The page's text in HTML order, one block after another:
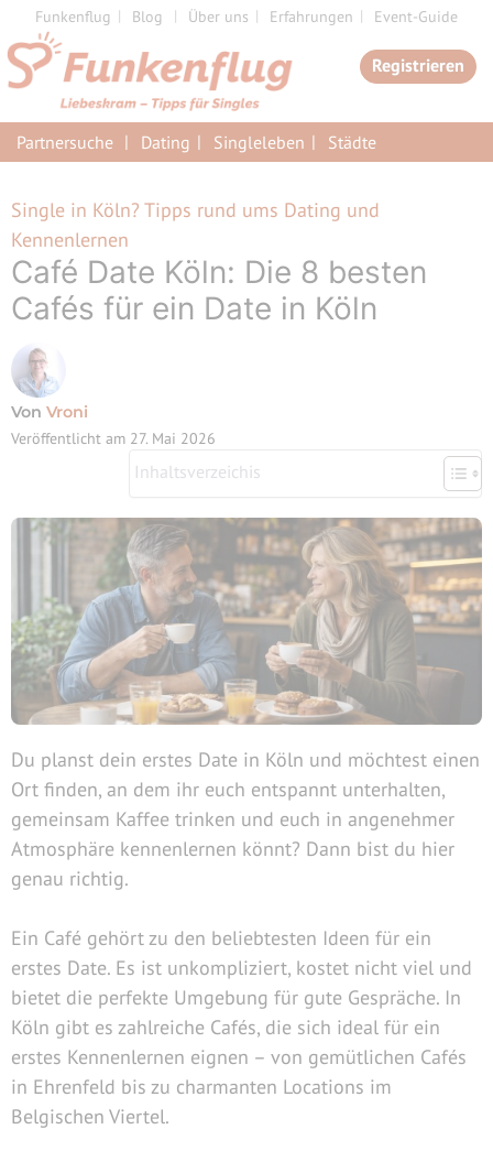
Zum
Inhalt
springen
Funkenflug Blog Über uns Erfahrungen Event-Guide
Registrieren
Partnersuche Dating Singleleben Städte
Single in Köln? Tipps rund ums Dating und
Kennenlernen
Café Date Köln: Die 8 besten
Cafés für ein Date in Köln
Von Vroni
Veröffentlicht am 27. Mai 2026
Inhaltsverzeichis
Du planst dein erstes Date in Köln und möchtest einen
Ort finden, an dem ihr euch entspannt unterhalten,
gemeinsam Kaffee trinken und euch in angenehmer
Atmosphäre kennenlernen könnt? Dann bist du hier
genau richtig.
Ein Café gehört zu den beliebtesten Ideen für ein
erstes Date. Es ist unkompliziert, kostet nicht viel und
bietet die perfekte Umgebung für gute Gespräche. In
Köln gibt es zahlreiche Cafés, die sich ideal für ein
erstes Kennenlernen eignen – von gemütlichen Cafés
in Ehrenfeld bis zu charmanten Locations im
Belgischen Viertel.